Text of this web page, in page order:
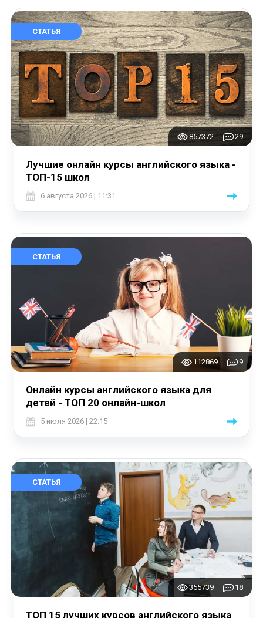
СТАТЬЯ
857372 29
Лучшие онлайн курсы английского языка -
ТОП-15 школ
6 августа 2026 | 11:31
СТАТЬЯ
112869 9
Онлайн курсы английского языка для
детей - ТОП 20 онлайн-школ
5 июля 2026 | 22:15
СТАТЬЯ
355739 18
ТОП 15 лучших курсов английского языка